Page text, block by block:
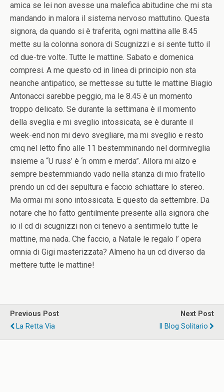
amica se lei non avesse una malefica abitudine che mi sta
mandando in malora il sistema nervoso mattutino. Questa
signora, da quando si è traferita, ogni mattina alle 8.45
mette su la colonna sonora di Scugnizzi e si sente tutto il
cd due-tre volte. Tutte le mattine. Sabato e domenica
compresi. A me questo cd in linea di principio non sta
neanche antipatico, se mettesse su tutte le mattine Biagio
Antonacci sarebbe peggio, ma le 8.45 è un momento
troppo delicato. Se durante la settimana è il momento
della sveglia e mi sveglio intossicata, se è durante il
week-end non mi devo svegliare, ma mi sveglio e resto
cmq nel letto fino alle 11 bestemminando nel dormiveglia
insieme a “U russ’ è ‘n omm e merda”. Allora mi alzo e
sempre bestemmiando vado nella stanza di mio fratello
prendo un cd dei sepultura e faccio schiattare lo stereo.
Ma ormai mi sono intossicata. E questo da settembre. Da
notare che ho fatto gentilmente presente alla signora che
io il cd di scugnizzi non ci tenevo a sentirmelo tutte le
mattine, ma nada. Che faccio, a Natale le regalo l’ opera
omnia di Gigi masterizzata? Almeno ha un cd diverso da
mettere tutte le mattine!
Previous Post
La Retta Via
Next Post
Il Blog Solitario